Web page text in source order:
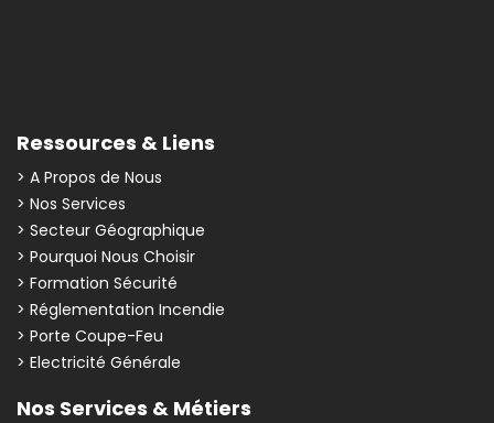
Ressources & Liens
> A Propos de Nous
> Nos Services
> Secteur Géographique
> Pourquoi Nous Choisir
> Formation Sécurité
> Réglementation Incendie
> Porte Coupe-Feu
> Electricité Générale
Nos Services & Métiers